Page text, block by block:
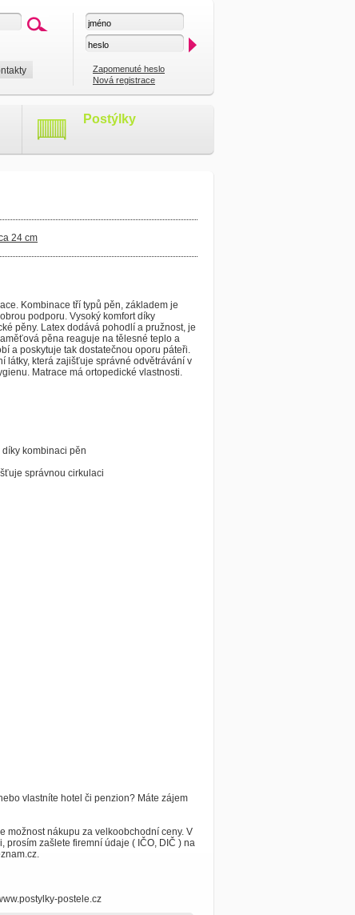
Zapomenuté heslo
Nová registrace
Postýlky
24 cm
Kombinace tří typů pěn, základem je
podporu. Vysoký komfort díky
pěny. Latex dodává pohodlí a pružnost, je
pěna reaguje na tělesné teplo a
a poskytuje tak dostatečnou oporu páteři.
látky, která zajišťuje správné odvětrávání v
Matrace má ortopedické vlastnosti.
kombinaci pěn
správnou cirkulaci
vlastníte hotel či penzion? Máte zájem
možnost nákupu za velkoobchodní ceny. V
prosím zašlete firemní údaje ( IČO, DIČ ) na
postele.cz